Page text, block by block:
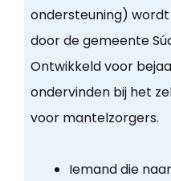
ondersteuning)
door de gemeente
Ontwikkeld voor
ondervinden bij het
voor mantelzorgers.
Iemand die